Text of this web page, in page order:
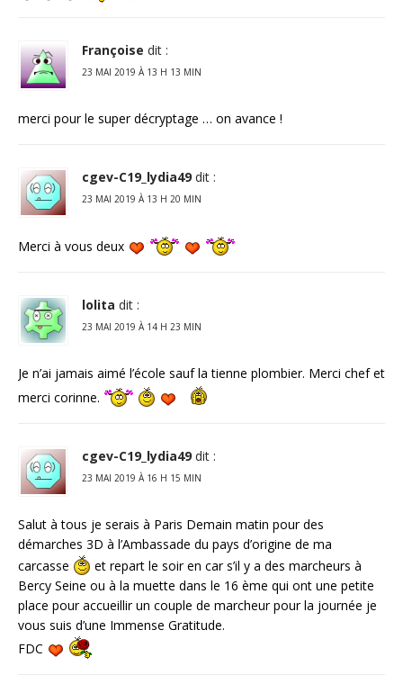
Françoise dit :
23 MAI 2019 À 13 H 13 MIN
merci pour le super décryptage … on avance !
cgev-C19_lydia49 dit :
23 MAI 2019 À 13 H 20 MIN
Merci à vous deux
lolita dit :
23 MAI 2019 À 14 H 23 MIN
Je n’ai jamais aimé l’école sauf la tienne plombier. Merci chef et
merci corinne.
cgev-C19_lydia49 dit :
23 MAI 2019 À 16 H 15 MIN
Salut à tous je serais à Paris Demain matin pour des
démarches 3D à l’Ambassade du pays d’origine de ma
carcasse
et repart le soir en car s’il y a des marcheurs à
Bercy Seine ou à la muette dans le 16 ème qui ont une petite
place pour accueillir un couple de marcheur pour la journée je
vous suis d’une Immense Gratitude.
FDC